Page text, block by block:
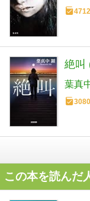
4712
絶叫
葉真
3080
この本を読んだ